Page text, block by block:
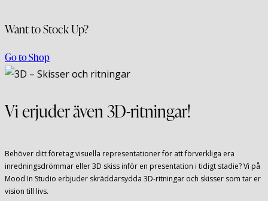
Want to Stock Up?
Go to Shop
Vi erjuder även 3D-ritningar!
Behöver ditt företag visuella representationer för att förverkliga era
inredningsdrömmar eller 3D skiss inför en presentation i tidigt stadie? Vi på
Mood In Studio erbjuder skräddarsydda 3D-ritningar och skisser som tar er
vision till livs.